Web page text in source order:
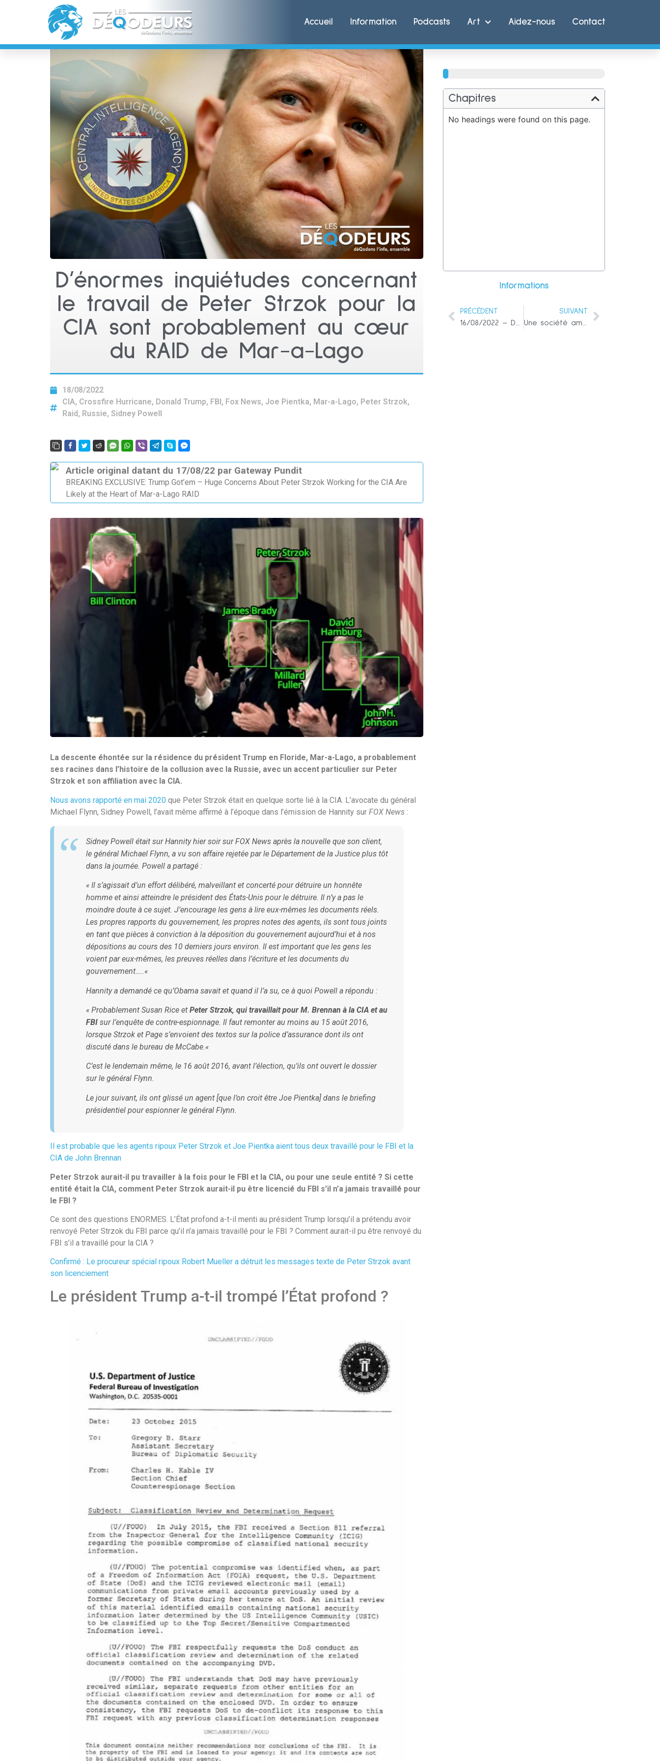
Accueil Information Podcasts Art Aidez-nous Contact
D’énormes inquiétudes concernant
le travail de Peter Strzok pour la
CIA sont probablement au cœur
du RAID de Mar-a-Lago
18/08/2022
CIA, Crossfire Hurricane, Donald Trump, FBI , Fox News, Joe Pientka, Mar-a-Lago, Peter Strzok,
Raid , Russie, Sidney Powell
Article original datant du 17/08/22 par Gateway Pundit
BREAKING EXCLUSIVE: Trump Got’em – Huge Concerns About Peter Strzok Working for the CIA Are
Likely at the Heart of Mar-a-Lago RAID
La descente éhontée sur la résidence du président Trump en Floride, Mar-a-Lago, a probablement
ses racines dans l’histoire de la collusion avec la Russie, avec un accent particulier sur Peter
Strzok et son affiliation avec la CIA.
Nous avons rapporté en mai 2020 que Peter Strzok était en quelque sorte lié à la CIA. L’avocate du général
Michael Flynn, Sidney Powell, l’avait même affirmé à l’époque dans l’émission de Hannity sur FOX News :
Sidney Powell était sur Hannity hier soir surFOX News après la nouvelle que son client,
le général Michael Flynn, a vu son affaire rejetée par le Département de la Justice plus tôt
dans la journée. Powell a partagé :
« Il s’agissait d’un effort délibéré, malveillant et concerté pour détruire un honnête
homme et ainsi atteindre le président des États-Unis pour le détruire. Il n’y a pas le
moindre doute à ce sujet. J’encourage les gens à lire eux-mêmes les documents réels.
Les propres rapports du gouvernement, les propres notes des agents, ils sont tous joints
en tant que pièces à conviction à la déposition du gouvernement aujourd’hui et à nos
dépositions au cours des 10 derniers jours environ. Il est important que les gens les
voient par eux-mêmes, les preuves réelles dans l’écriture et les documents du
gouvernement…..«
Hannity a demandé ce qu’Obama savait et quand il l’a su, ce à quoi Powell a répondu :
« Probablement Susan Rice et Peter Strzok, qui travaillait pour M. Brennan à la CIA et au
FBI sur l’enquête de contre-espionnage. Il faut remonter au moins au 15 août 2016,
lorsque Strzok et Page s’envoient des textos sur la police d’assurance dont ils ont
discuté dans le bureau de McCabe.«
C’est le lendemain même, le 16 août 2016, avant l’élection, qu’ils ont ouvert le dossier
sur le général Flynn.
Le jour suivant, ils ont glissé un agent [que l’on croit être Joe Pientka] dans le briefing
présidentiel pour espionner le général Flynn.
Il est probable que les agents ripoux Peter Strzok et Joe Pientka aient tous deux travaillé pour le FBI et la
CIA de John Brennan
Peter Strzok aurait-il pu travailler à la fois pour le FBI et la CIA, ou pour une seule entité ? Si cette
entité était la CIA, comment Peter Strzok aurait-il pu être licencié du FBI s’il n’a jamais travaillé pour
le FBI ?
Ce sont des questions ENORMES. L’État profond a-t-il menti au président Trump lorsqu’il a prétendu avoir
renvoyé Peter Strzok du FBI parce qu’il n’a jamais travaillé pour le FBI ? Comment aurait-il pu être renvoyé du
FBI s’il a travaillé pour la CIA ?
Confirmé : Le procureur spécial ripoux Robert Mueller a détruit les messages texte de Peter Strzok avant
son licenciement
Le président Trump a-t-il trompé l’État profond ?
100%
Chapitres
No headings were found on this page.
Informations
PRÉCÉDENT
SUIVANT